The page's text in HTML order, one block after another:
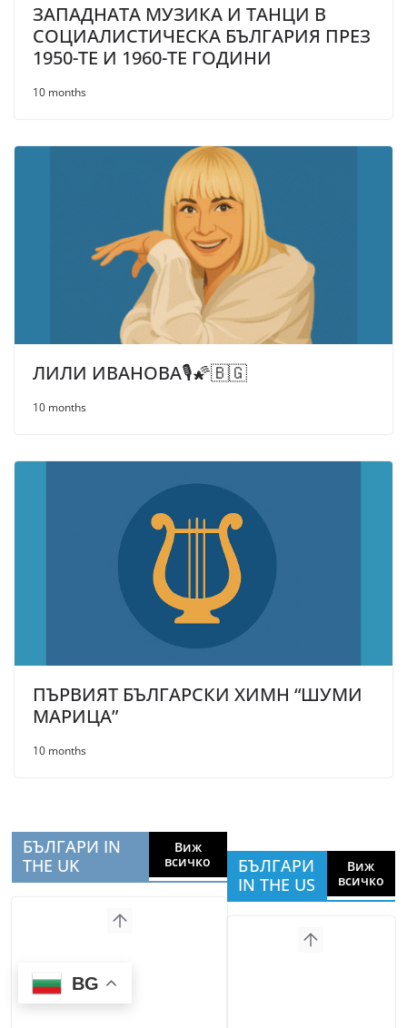
ЗАПАДНАТА МУЗИКА И ТАНЦИ В
СОЦИАЛИСТИЧЕСКА БЪЛГАРИЯ ПРЕЗ
1950-ТЕ И 1960-ТЕ ГОДИНИ
10 months
ЛИЛИ ИВАНОВА🎙️🌠🇧🇬
10 months
ПЪРВИЯТ БЪЛГАРСКИ ХИМН “ШУМИ
МАРИЦА”
10 months
БЪЛГАРИ IN
THE UK
Виж
всичко
БЪЛГАРИ
IN THE US
Виж
всичко
BG